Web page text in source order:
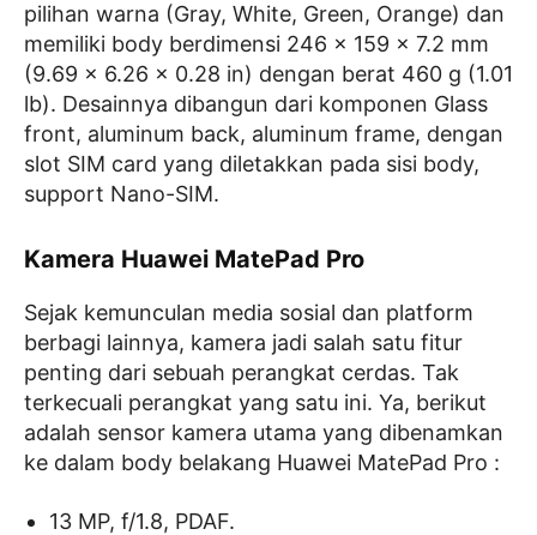
pilihan warna (Gray, White, Green, Orange) dan
memiliki body berdimensi 246 x 159 x 7.2 mm
(9.69 x 6.26 x 0.28 in) dengan berat 460 g (1.01
lb). Desainnya dibangun dari komponen Glass
front, aluminum back, aluminum frame, dengan
slot SIM card yang diletakkan pada sisi body,
support Nano-SIM.
Kamera Huawei MatePad Pro
Sejak kemunculan media sosial dan platform
berbagi lainnya, kamera jadi salah satu fitur
penting dari sebuah perangkat cerdas. Tak
terkecuali perangkat yang satu ini. Ya, berikut
adalah sensor kamera utama yang dibenamkan
ke dalam body belakang Huawei MatePad Pro :
13 MP, f/1.8, PDAF.